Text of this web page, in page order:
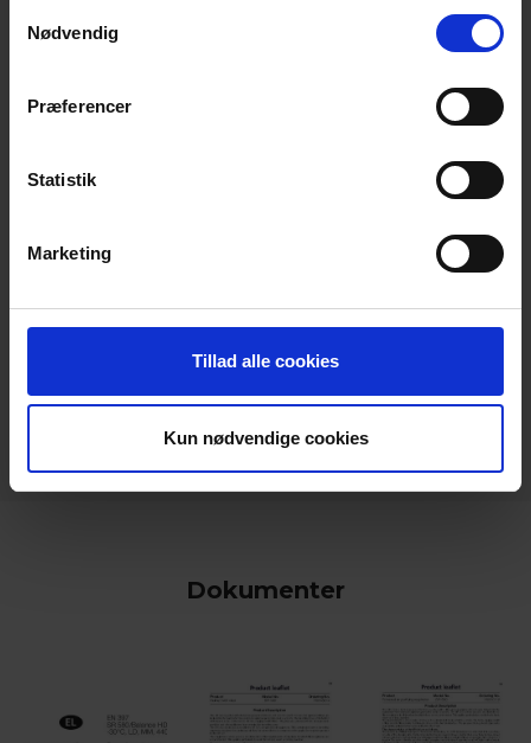
Nødvendig
Præferencer
Statistik
Marketing
Tillad alle cookies
Kun nødvendige cookies
Dokumenter